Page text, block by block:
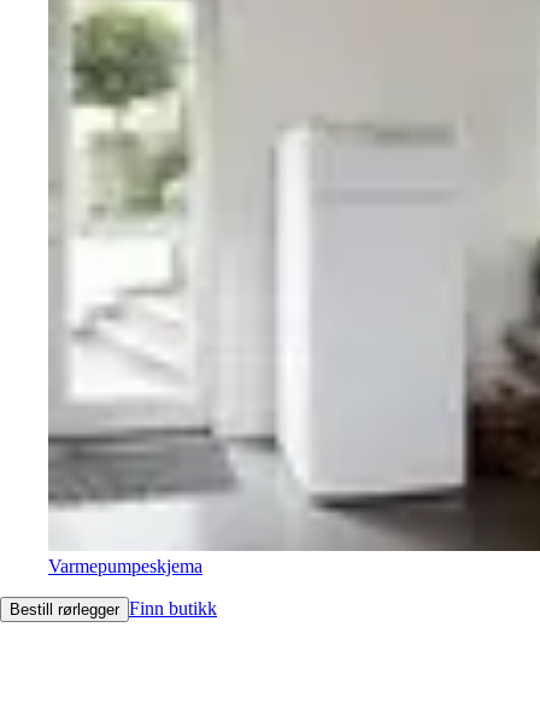
Varmepumpeskjema
Bestill rørlegger Finn butikk